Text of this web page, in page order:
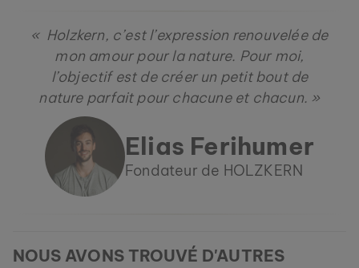
« Holzkern, c’est l’expression renouvelée de
mon amour pour la nature. Pour moi,
l’objectif est de créer un petit bout de
nature parfait pour chacune et chacun. »
Elias Ferihumer
Fondateur de HOLZKERN
NOUS AVONS TROUVÉ D'AUTRES